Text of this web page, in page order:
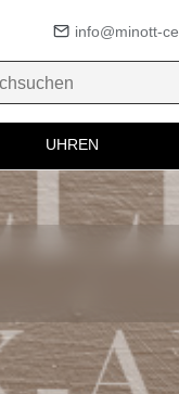
info@minott-
UHREN